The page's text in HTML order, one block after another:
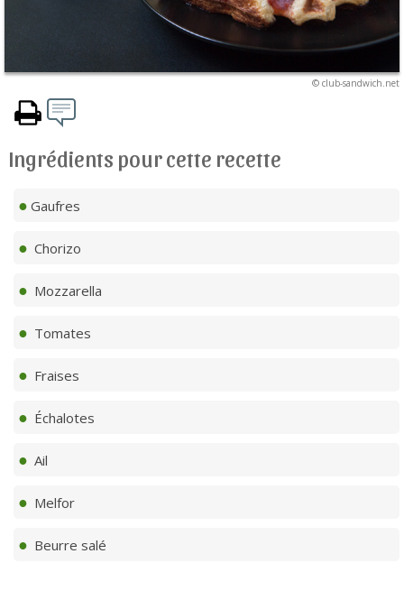
© club-sandwich.net
Ingrédients pour cette recette
Gaufres
Chorizo
Mozzarella
Tomates
Fraises
Échalotes
Ail
Melfor
Beurre salé